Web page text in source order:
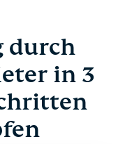
durch
in 3